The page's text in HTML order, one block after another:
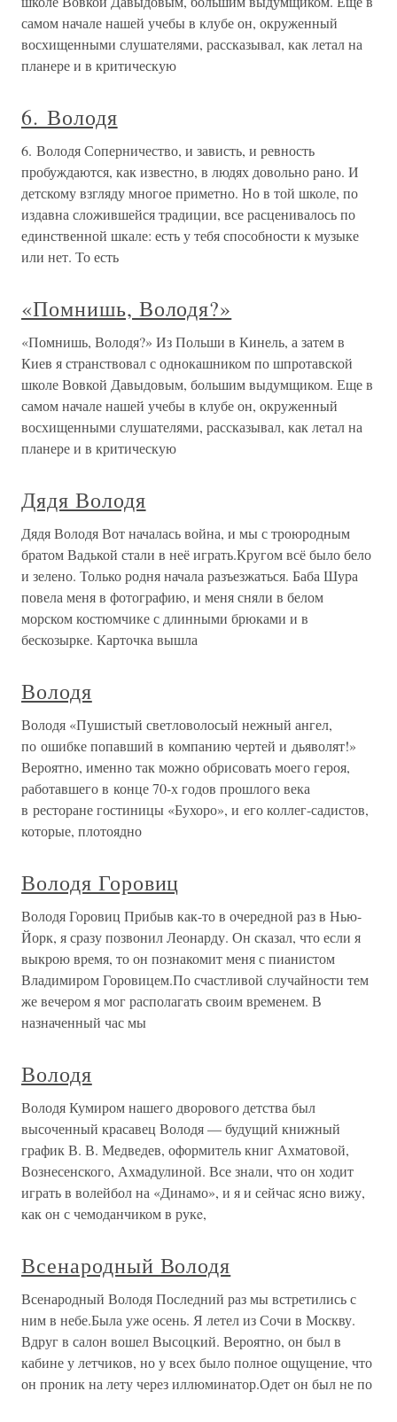
самом начале нашей учебы в клубе он, окруженный
восхищенными слушателями, рассказывал, как летал на
планере и в критическую
6. Володя
6. Володя Соперничество, и зависть, и ревность
пробуждаются, как известно, в людях довольно рано. И
детскому взгляду многое приметно. Но в той школе, по
издавна сложившейся традиции, все расценивалось по
единственной шкале: есть у тебя способности к музыке
или нет. То есть
«Помнишь, Володя?»
«Помнишь, Володя?» Из Польши в Кинель, а затем в
Киев я странствовал с однокашником по шпротавской
школе Вовкой Давыдовым, большим выдумщиком. Еще в
самом начале нашей учебы в клубе он, окруженный
восхищенными слушателями, рассказывал, как летал на
планере и в критическую
Дядя Володя
Дядя Володя Вот началась война, и мы с троюродным
братом Вадькой стали в неё играть.Кругом всё было бело
и зелено. Только родня начала разъезжаться. Баба Шура
повела меня в фотографию, и меня сняли в белом
морском костюмчике с длинными брюками и в
бескозырке. Карточка вышла
Володя
Володя «Пушистый светловолосый нежный ангел,
по ошибке попавший в компанию чертей и дьяволят!»
Вероятно, именно так можно обрисовать моего героя,
работавшего в конце 70-х годов прошлого века
в ресторане гостиницы «Бухоро», и его коллег-садистов,
которые, плотоядно
Володя Горовиц
Володя Горовиц Прибыв как-то в очередной раз в Нью-
Йорк, я сразу позвонил Леонарду. Он сказал, что если я
выкрою время, то он познакомит меня с пианистом
Владимиром Горовицем.По счастливой случайности тем
же вечером я мог располагать своим временем. В
назначенный час мы
Володя
Володя Кумиром нашего дворового детства был
высоченный красавец Володя — будущий книжный
график В. В. Медведев, оформитель книг Ахматовой,
Вознесенского, Ахмадулиной. Все знали, что он ходит
играть в волейбол на «Динамо», и я и сейчас ясно вижу,
как он с чемоданчиком в рукe,
Всенародный Володя
Всенародный Володя Последний раз мы встретились с
ним в небе.Была уже осень. Я летел из Сочи в Москву.
Вдруг в салон вошел Высоцкий. Вероятно, он был в
кабине у летчиков, но у всех было полное ощущение, что
он проник на лету через иллюминатор.Одет он был не по